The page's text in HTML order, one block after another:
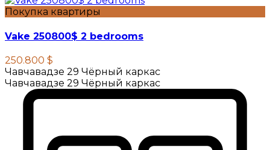
Покупка квартиры
Vake 250800$ 2 bedrooms
250.800 $
Чавчавадзе 29 Чёрный каркас
Чавчавадзе 29 Чёрный каркас